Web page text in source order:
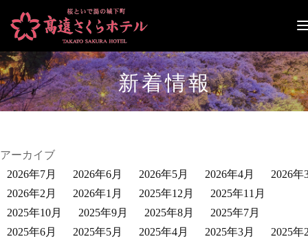
ナ
ゲ
ー
シ
ョ
ン
新着情報
アーカイブ
2026年7月
2026年6月 2026年5月 2026年4月
2026年
2026年2月
2026年1月 2025年12月
2025年11月
2025年10月
2025年9月 2025年8月
2025年7月
2025年6月
2025年5月 2025年4月 2025年3月
2025年